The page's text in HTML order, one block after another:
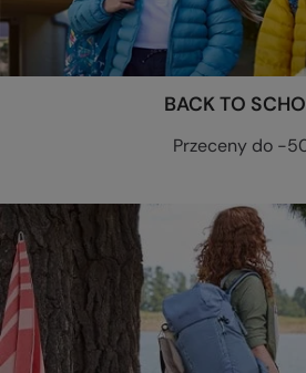
BACK TO
Przeceny do -